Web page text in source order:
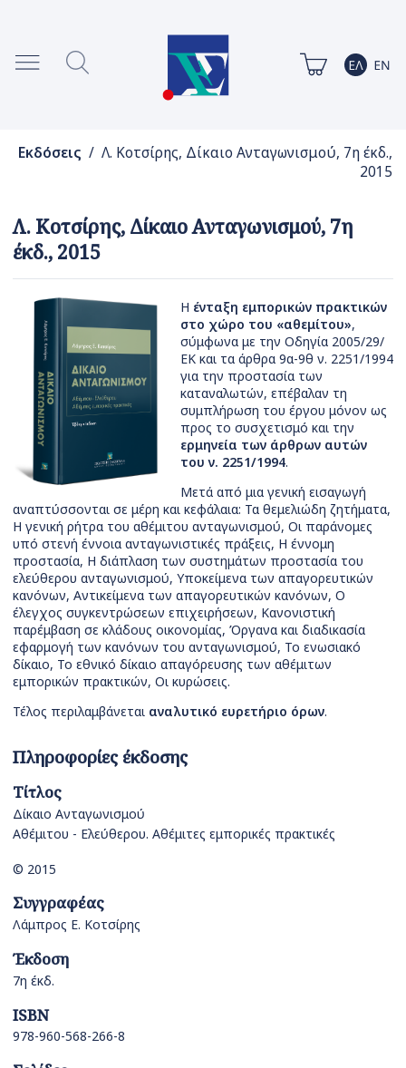
Εκδόσεις / Λ. Κοτσίρης, Δίκαιο Ανταγωνισμού, 7η έκδ.,
2015
Λ. Κοτσίρης, Δίκαιο Ανταγωνισμού, 7η
έκδ., 2015
Η ένταξη εμπορικών πρακτικών
στο χώρο του «αθεμίτου»,
σύμφωνα με την Οδηγία 2005/29/
ΕΚ και τα άρθρα 9α-9θ ν. 2251/1994
για την προστασία των
καταναλωτών, επέβαλαν τη
συμπλήρωση του έργου μόνον ως
προς το συσχετισμό και την
ερμηνεία των άρθρων αυτών
του ν. 2251/1994.
Μετά από μια γενική εισαγωγή
αναπτύσσονται σε μέρη και κεφάλαια: Τα θεμελιώδη ζητήματα,
Η γενική ρήτρα του αθέμιτου ανταγωνισμού, Οι παράνομες
υπό στενή έννοια ανταγωνιστικές πράξεις, Η έννομη
προστασία, Η διάπλαση των συστημάτων προστασία του
ελεύθερου ανταγωνισμού, Υποκείμενα των απαγορευτικών
κανόνων, Αντικείμενα των απαγορευτικών κανόνων, Ο
έλεγχος συγκεντρώσεων επιχειρήσεων, Κανονιστική
παρέμβαση σε κλάδους οικονομίας, Όργανα και διαδικασία
εφαρμογή των κανόνων του ανταγωνισμού, Το ενωσιακό
δίκαιο, Το εθνικό δίκαιο απαγόρευσης των αθέμιτων
εμπορικών πρακτικών, Οι κυρώσεις.
Τέλος περιλαμβάνεται αναλυτικό ευρετήριο όρων.
Πληροφορίες έκδοσης
Τίτλος
Δίκαιο Ανταγωνισμού
Αθέμιτου - Ελεύθερου. Αθέμιτες εμπορικές πρακτικές
© 2015
Συγγραφέας
Λάμπρος Ε. Κοτσίρης
Έκδοση
7η έκδ.
ISBN
978-960-568-266-8